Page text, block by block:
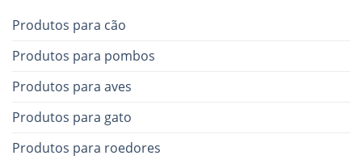
Produtos para cão
Produtos para pombos
Produtos para aves
Produtos para gato
Produtos para roedores